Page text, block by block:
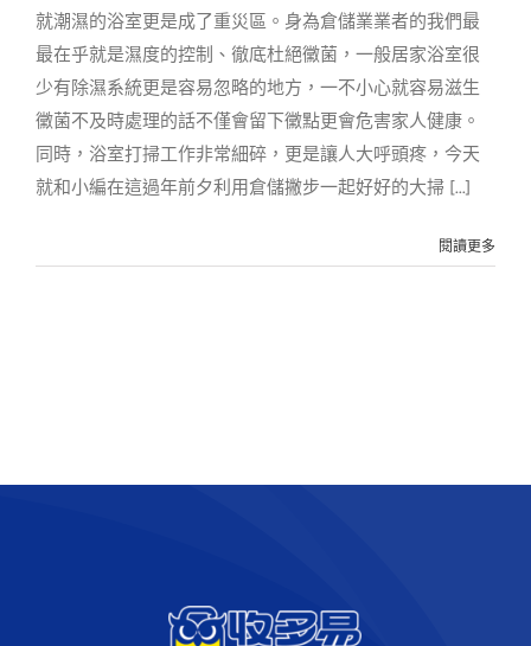
就潮濕的浴室更是成了重災區。身為倉儲業業者的我們最
最在乎就是濕度的控制、徹底杜絕黴菌，一般居家浴室很
少有除濕系統更是容易忽略的地方，一不小心就容易滋生
黴菌不及時處理的話不僅會留下黴點更會危害家人健康。
同時，浴室打掃工作非常細碎，更是讓人大呼頭疼，今天
就和小編在這過年前夕利用倉儲撇步一起好好的大掃 [...]
閱讀更多